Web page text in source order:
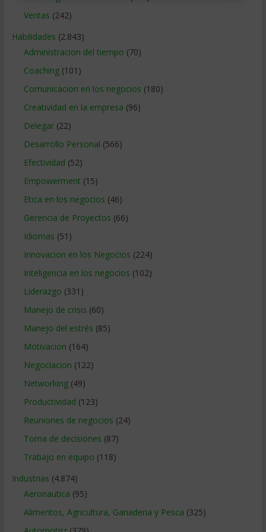
Ventas (242)
Habilidades (2.843)
Administracion del tiempo (70)
Coaching(101)
Comunicacion en los negocios (180)
Creatividad en la empresa (96)
Delegar(22)
Desarrollo Personal (566)
Efectividad (52)
Empowerment (15)
Etica en los negocios (46)
Gerencia de Proyectos (66)
Idiomas (51)
Innovacion en los Negocios (224)
Inteligencia en los negocios (102)
Liderazgo (331)
Manejo de crisis (60)
Manejo del estrés (85)
Motivacion (164)
Negociacion (122)
Networking(49)
Productividad (123)
Reuniones de negocios (24)
Toma de decisiones (87)
Trabajo en equipo (118)
Industrias (4.874)
Aeronautica (95)
Alimentos, Agricultura, Ganaderia y Pesca (325)